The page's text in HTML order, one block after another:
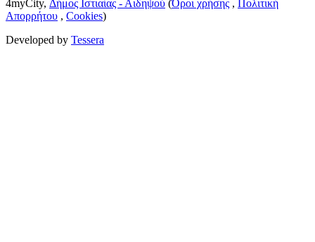
4myCity, Δήμος Ιστιαίας - Αιδηψού (Όροι χρήσης ,
Πολιτική
Απορρήτου , Cookies)
Developed by Tessera